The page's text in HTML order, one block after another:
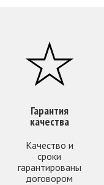
Гарантия
качества
Качество и
сроки
гарантированы
договором